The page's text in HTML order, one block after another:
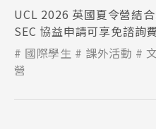
UCL 2026 英國夏令營結
SEC 協益申請可享免諮詢
遊學。
國際學生 課外活動
營